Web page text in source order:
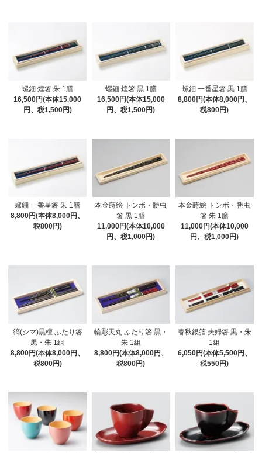
螺鈿 煌箸 朱 1膳
16,500円(本体15,000
円、税1,500円)
螺鈿 煌箸 黒 1膳
16,500円(本体15,000
円、税1,500円)
螺鈿 一番星箸 黒 1膳
8,800円(本体8,000円、
税800円)
螺鈿 一番星箸 朱 1膳
8,800円(本体8,000円、
税800円)
本金蒔絵 トンボ・勝虫
箸 黒 1膳
11,000円(本体10,000
円、税1,000円)
本金蒔絵 トンボ・勝虫
箸 朱 1膳
11,000円(本体10,000
円、税1,000円)
縞(シマ)黒檀 ふたり箸
黒・朱 1組
8,800円(本体8,000円、
税800円)
輪彫天丸 ふたり箸 黒・
朱 1組
8,800円(本体8,000円、
税800円)
春秋銀箔 夫婦箸 黒・朱
1組
6,050円(本体5,500円、
税550円)